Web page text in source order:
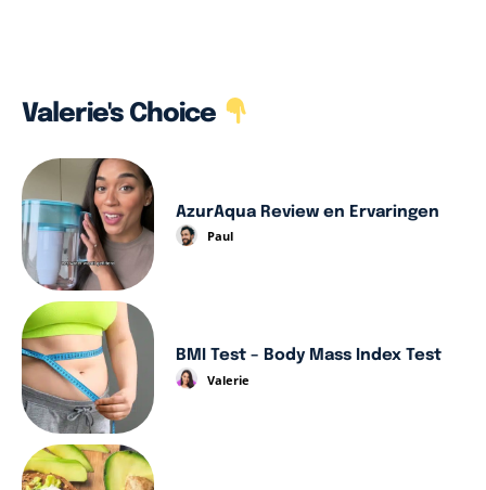
Valerie's Choice
AzurAqua Review en Ervaringen
Paul
BMI Test – Body Mass Index Test
Valerie